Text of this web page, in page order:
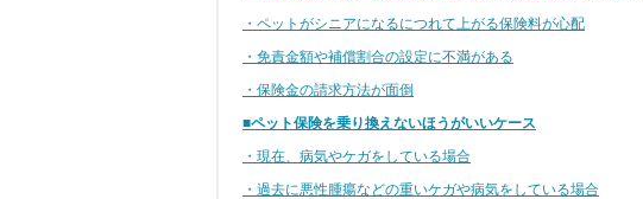
・ペットがシニアになるにつれて上がる保険料が心配
・免責金額や補償割合の設定に不満がある
・保険金の請求方法が面倒
■ペット保険を乗り換えないほうがいいケース
・現在、病気やケガをしている場合
・過去に悪性腫瘍などの重いケガや病気をしている場合